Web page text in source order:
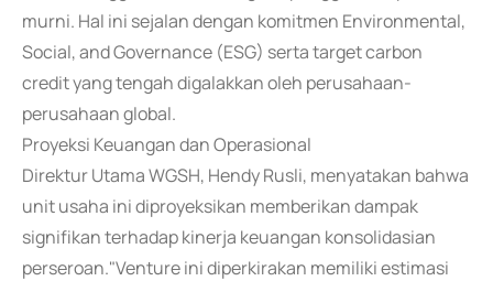
murni. Hal ini sejalan dengan komitmen Environmental,
Social, and Governance (ESG) serta target carbon
credit yang tengah digalakkan oleh perusahaan-
perusahaan global.
Proyeksi Keuangan dan Operasional
Direktur Utama WGSH, Hendy Rusli, menyatakan bahwa
unit usaha ini diproyeksikan memberikan dampak
signifikan terhadap kinerja keuangan konsolidasian
perseroan."Venture ini diperkirakan memiliki estimasi